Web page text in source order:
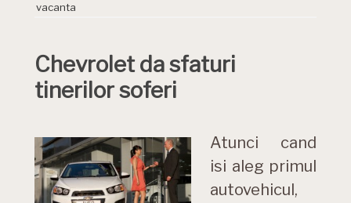
vacanta
Chevrolet da sfaturi
tinerilor soferi
Atunci cand
isi aleg primul
autovehicul,